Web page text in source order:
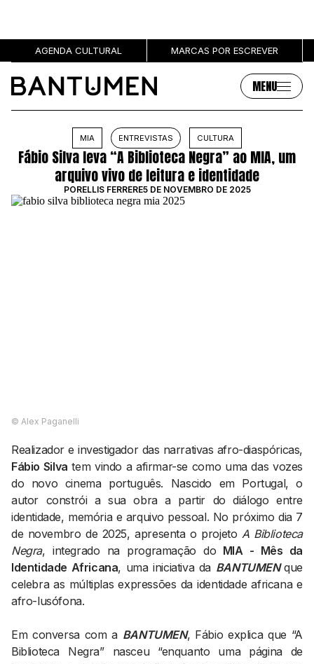
AGENDA CULTURAL MARCAS POR ESCREVER
MENU
MÚSICA
SOCIEDADE
CULTURA
Sobre
SOBRE NÓS
PUBLICIDADE
AUTORES
Contactos
EMAIL
GERAL@BANTUMEN.COM
WHATSAPP
+351 912 127 577
Pesquisar
MIA ENTREVISTAS CULTURA
Fábio Silva leva “A Biblioteca Negra” ao MIA, um
arquivo vivo de leitura e identidade
PORELLIS FERRÉRE5 DE NOVEMBRO DE 2025
©️ Alex Paganelli
Realizador e investigador das narrativas afro-diaspóricas,
Fábio Silva tem vindo a afirmar-se como uma das vozes
do novo cinema português. Nascido em Portugal, o
autor constrói a sua obra a partir do diálogo entre
identidade, memória e arquivo pessoal. No próximo dia 7
de novembro de 2025, apresenta o projeto A Biblioteca
Negra, integrado na programação do MIA - Mês da
Identidade Africana, uma iniciativa da BANTUMENque
celebra as múltiplas expressões da identidade africana e
afro-lusófona.
Em conversa com a BANTUMEN, Fábio explica que “A
Biblioteca Negra” nasceu “enquanto uma página de